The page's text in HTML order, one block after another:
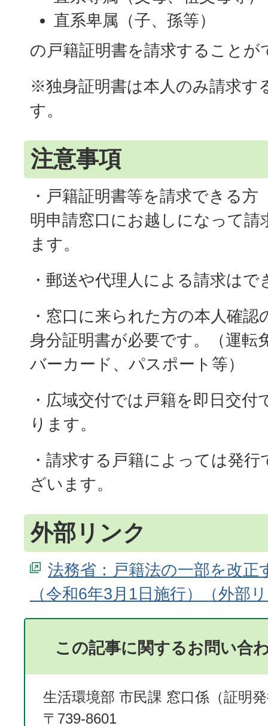
直系卑属（子、孫等）
の戸籍証明書を請求することが
※独身証明書は本人のみ請求す
す。
注意事項
・戸籍証明書等を請求できる方
明申請窓口にお越しになって請
ます。
・郵送や代理人による請求はで
・窓口に来られた方の本人確
身分証明書が必要です。（運転
バーカード、パスポート等）
・広域交付では戸籍を即日交
ります。
・請求する戸籍によっては発
ざいます。
外部リンク
法務省：戸籍法の一部を改正
（令和6年3月1日施行）
この記事に関するお問い合
生活環境部 市民課 窓口係（証明
〒739-8601